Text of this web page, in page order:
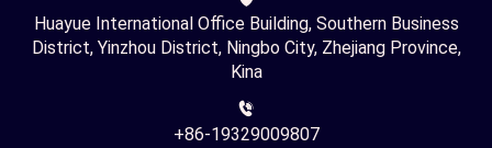
Huayue International Office Building, Southern Business
District, Yinzhou District, Ningbo City, Zhejiang Province,
Kina
+86-19329009807